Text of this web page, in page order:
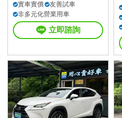
實車實價
友善試車
非多元化營業用車
立即諮詢